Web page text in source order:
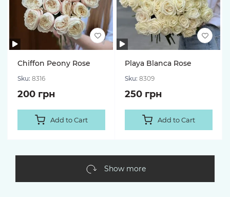
Chiffon Peony Rose
Sku: 8316
200 грн
Add to Cart
Playa Blanca Rose
Sku: 8309
250 грн
Add to Cart
Show more